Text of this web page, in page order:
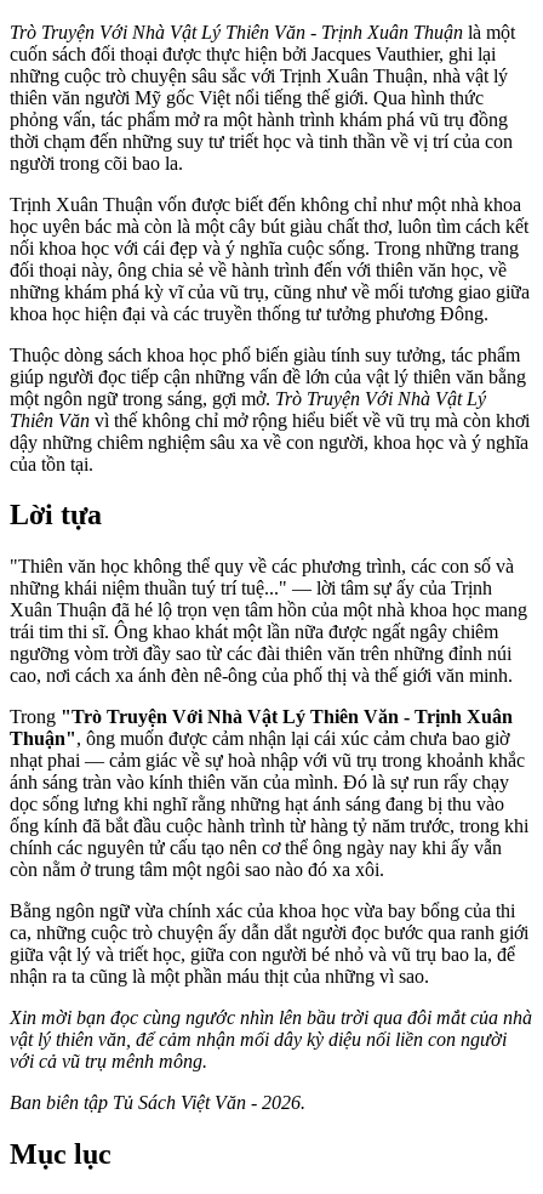
Trò Truyện Với Nhà Vật Lý Thiên Văn - Trịnh Xuân Thuận là một
cuốn sách đối thoại được thực hiện bởi Jacques Vauthier, ghi lại
những cuộc trò chuyện sâu sắc với Trịnh Xuân Thuận, nhà vật lý
thiên văn người Mỹ gốc Việt nổi tiếng thế giới. Qua hình thức
phỏng vấn, tác phẩm mở ra một hành trình khám phá vũ trụ đồng
thời chạm đến những suy tư triết học và tinh thần về vị trí của con
người trong cõi bao la.
Trịnh Xuân Thuận vốn được biết đến không chỉ như một nhà khoa
học uyên bác mà còn là một cây bút giàu chất thơ, luôn tìm cách kết
nối khoa học với cái đẹp và ý nghĩa cuộc sống. Trong những trang
đối thoại này, ông chia sẻ về hành trình đến với thiên văn học, về
những khám phá kỳ vĩ của vũ trụ, cũng như về mối tương giao giữa
khoa học hiện đại và các truyền thống tư tưởng phương Đông.
Thuộc dòng sách khoa học phổ biến giàu tính suy tưởng, tác phẩm
giúp người đọc tiếp cận những vấn đề lớn của vật lý thiên văn bằng
một ngôn ngữ trong sáng, gợi mở. Trò Truyện Với Nhà Vật Lý
Thiên Văn vì thế không chỉ mở rộng hiểu biết về vũ trụ mà còn khơi
dậy những chiêm nghiệm sâu xa về con người, khoa học và ý nghĩa
của tồn tại.
Lời tựa
"Thiên văn học không thể quy về các phương trình, các con số và
những khái niệm thuần tuý trí tuệ..." — lời tâm sự ấy của Trịnh
Xuân Thuận đã hé lộ trọn vẹn tâm hồn của một nhà khoa học mang
trái tim thi sĩ. Ông khao khát một lần nữa được ngất ngây chiêm
ngưỡng vòm trời đầy sao từ các đài thiên văn trên những đỉnh núi
cao, nơi cách xa ánh đèn nê-ông của phố thị và thế giới văn minh.
Trong "Trò Truyện Với Nhà Vật Lý Thiên Văn - Trịnh Xuân
Thuận", ông muốn được cảm nhận lại cái xúc cảm chưa bao giờ
nhạt phai — cảm giác về sự hoà nhập với vũ trụ trong khoảnh khắc
ánh sáng tràn vào kính thiên văn của mình. Đó là sự run rẩy chạy
dọc sống lưng khi nghĩ rằng những hạt ánh sáng đang bị thu vào
ống kính đã bắt đầu cuộc hành trình từ hàng tỷ năm trước, trong khi
chính các nguyên tử cấu tạo nên cơ thể ông ngày nay khi ấy vẫn
còn nằm ở trung tâm một ngôi sao nào đó xa xôi.
Bằng ngôn ngữ vừa chính xác của khoa học vừa bay bổng của thi
ca, những cuộc trò chuyện ấy dẫn dắt người đọc bước qua ranh giới
giữa vật lý và triết học, giữa con người bé nhỏ và vũ trụ bao la, để
nhận ra ta cũng là một phần máu thịt của những vì sao.
Xin mời bạn đọc cùng ngước nhìn lên bầu trời qua đôi mắt của nhà
vật lý thiên văn, để cảm nhận mối dây kỳ diệu nối liền con người
với cả vũ trụ mênh mông.
Ban biên tập Tủ Sách Việt Văn - 2026.
Mục lục